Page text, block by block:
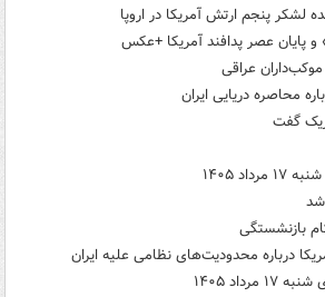
لشکر پنجم ارتش آمریکا در اروپا
عراقی
محاصره دریایی ایران
گفت
۱۴۰۵
شد
بازنشستگی
درباره محدودیت‌های نظامی علیه ایران
۱۴۰۵